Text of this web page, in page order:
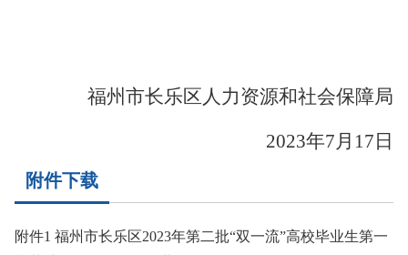
福州市长乐区 人力资源和社会保障局
2023年7 月 17 日
附件下载
附件1 福州市长乐区2023年第二批“双一流”高校毕业生第一